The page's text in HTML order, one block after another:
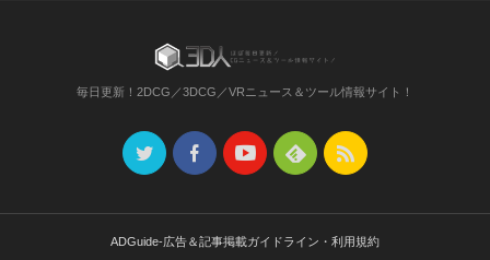
毎日更新！2DCG／3DCG／VRニュース＆ツール情報サイト！
ADGuide-広告＆記事掲載ガイドライン・利用規約